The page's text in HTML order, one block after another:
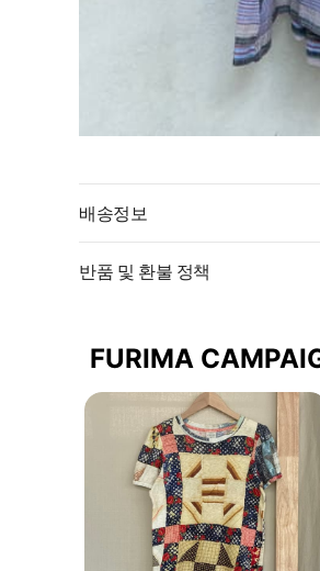
배송정보
반품 및 환불 정책
FURIMA